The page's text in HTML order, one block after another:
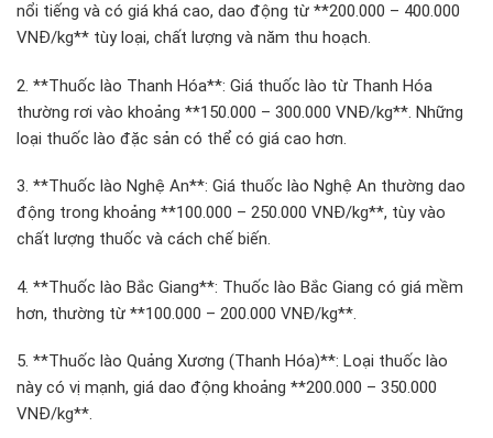
nổi tiếng và có giá khá cao, dao động từ **200.000 – 400.000
VNĐ/kg** tùy loại, chất lượng và năm thu hoạch.
2. **Thuốc lào Thanh Hóa**: Giá thuốc lào từ Thanh Hóa
thường rơi vào khoảng **150.000 – 300.000 VNĐ/kg**. Những
loại thuốc lào đặc sản có thể có giá cao hơn.
3. **Thuốc lào Nghệ An**: Giá thuốc lào Nghệ An thường dao
động trong khoảng **100.000 – 250.000 VNĐ/kg**, tùy vào
chất lượng thuốc và cách chế biến.
4. **Thuốc lào Bắc Giang**: Thuốc lào Bắc Giang có giá mềm
hơn, thường từ **100.000 – 200.000 VNĐ/kg**.
5. **Thuốc lào Quảng Xương (Thanh Hóa)**: Loại thuốc lào
này có vị mạnh, giá dao động khoảng **200.000 – 350.000
VNĐ/kg**.